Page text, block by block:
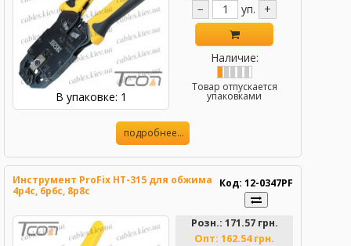
В упаковке: 1
−
уп. +
Наличие:
Товар отпускается
упаковками
подробнее...
Инструмент ProFix HT-315 для обжима
4p4c, 6p6c, 8p8c
Код: 12-0347PF
Розн.: 171.57 грн.
Опт: 162.54 грн.